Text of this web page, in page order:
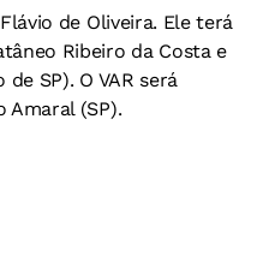
de Oliveira. Ele terá
Ribeiro da Costa e
SP). O VAR será
Amaral (SP).